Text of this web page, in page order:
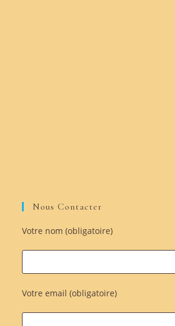
Nous Contacter
Votre nom (obligatoire)
Votre email (obligatoire)